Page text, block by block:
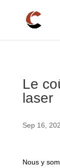
Le
laser
Sep 16,
Nous y